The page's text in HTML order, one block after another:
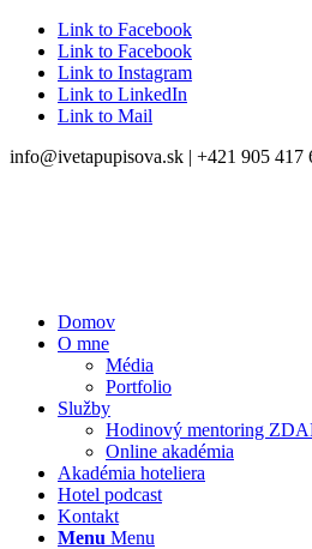
Link to Facebook
Link to Facebook
Link to Instagram
Link to LinkedIn
Link to Mail
info@ivetapupisova.sk | +421 905 417
Domov
O mne
Média
Portfolio
Služby
Hodinový mentoring
Online akadémia
Akadémia hoteliera
Hotel podcast
Kontakt
Menu Menu